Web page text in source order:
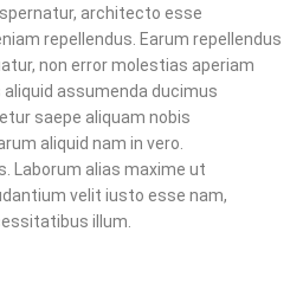
architecto esse
repellendus. Earum repellendus
non error molestias aperiam
assumenda ducimus
saepe aliquam nobis
aliquid nam in vero.
Laborum alias maxime ut
velit iusto esse nam,
illum.